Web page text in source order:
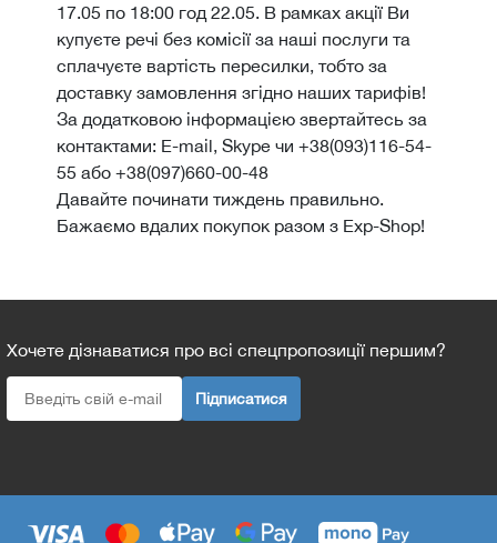
17.05 по 18:00 год 22.05. В рамках акції Ви
купуєте речі без комісії за наші послуги та
сплачуєте вартість пересилки, тобто за
доставку замовлення згідно наших тарифів!
За додатковою інформацією звертайтесь за
контактами: E-mail, Skype чи +38(093)116-54-
55 або +38(097)660-00-48
Давайте починати тиждень правильно.
Бажаємо вдалих покупок разом з Exp-Shop!
Хочете дізнаватися про всі спецпропозиції першим?
Підписатися